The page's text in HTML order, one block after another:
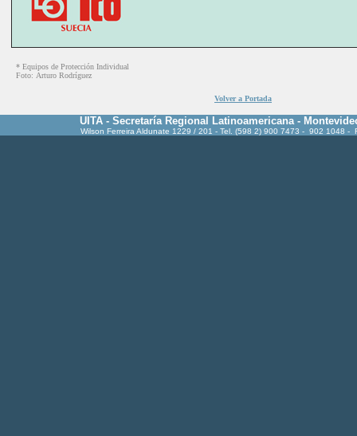
* Equipos de Protección Individual
Foto: Arturo Rodríguez
Volver a Portada
UITA - Secretaría Regional Latinoamericana -
Wilson Ferreira Aldunate 1229 / 201 - Tel. (598 2) 900 7473 - 902 1048 -